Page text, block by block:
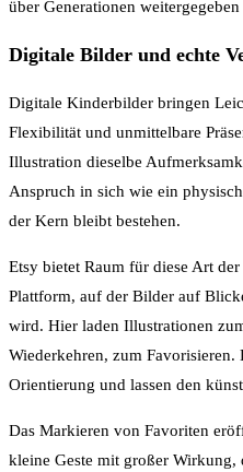
über Generationen
Digitale Bilder und echte
Digitale Kinderbilder bringen
Flexibilität und unmittelbare
Illustration dieselbe
Anspruch in sich wie ein
der Kern bleibt bestehen.
Etsy bietet Raum für diese Art
Plattform, auf der Bilder auf
wird. Hier laden Illustrationen
Wiederkehren, zum Favorisieren.
Orientierung und lassen den
Das Markieren von Favoriten
kleine Geste mit großer Wirkung,